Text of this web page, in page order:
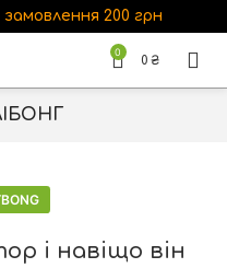
замовлення 200 грн
0
0 ₴
і навіщо він